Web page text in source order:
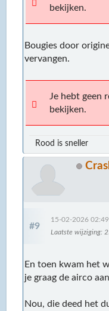
bekijken.
Bougies door
vervangen.
Je hebt geen
bekijken.
Rood is sneller
#9
15-02-2026
Laatste wijziging:
En toen kwam het
je graag de airco
Nou, die deed het